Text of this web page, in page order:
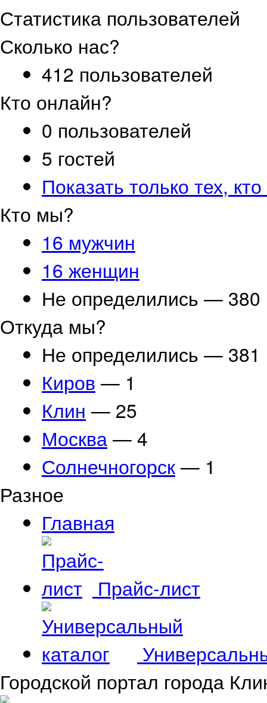
Статистика пользователей
Сколько нас?
412 пользователей
Кто онлайн?
0 пользователей
5 гостей
Показать только тех,
Кто мы?
16 мужчин
16 женщин
Не определились — 380
Откуда мы?
Не определились — 381
Киров — 1
Клин — 25
Москва — 4
Солнечногорск — 1
Разное
Главная
Прайс-лист
Городской портал города